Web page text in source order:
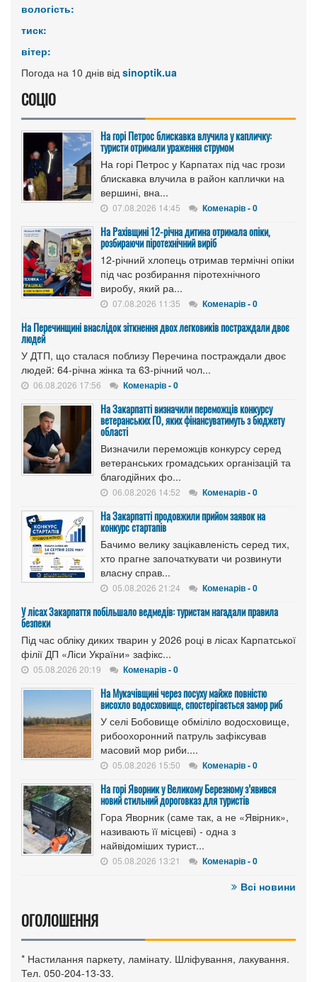
вологість:
тиск:
вітер:
Погода на 10 днів від sinoptik.ua
СОЦІО
На горі Петрос блискавка влучила у капличку:
туристи отримали ураження струмом
На горі Петрос у Карпатах під час грози
блискавка влучила в район каплички на
вершині, вна...
07.08.2026 14:45 Коменарів - 0
На Рахівщині 12-річна дитина отримала опіки,
розбираючи піротехнічний виріб
12-річний хлопець отримав термічні опіки
під час розбирання піротехнічного
виробу, який ра...
07.08.2026 11:35 Коменарів - 0
На Перечинщині внаслідок зіткнення двох легковиків постраждали двоє
людей
У ДТП, що сталася поблизу Перечина постраждали двоє
людей: 64-річна жінка та 63-річний чол...
06.08.2026 17:56 Коменарів - 0
На Закарпатті визначили переможців конкурсу
ветеранських ГО, яких фінансуватимуть з бюджету
області
Визначили переможців конкурсу серед
ветеранських громадських організацій та
благодійних фо...
06.08.2026 14:52 Коменарів - 0
На Закарпатті продовжили прийом заявок на
конкурс стартапів
Бачимо велику зацікавленість серед тих,
хто прагне започаткувати чи розвинути
власну справ...
05.08.2026 21:24 Коменарів - 0
У лісах Закарпаття побільшало ведмедів: туристам нагадали правила
безпеки
Під час обліку диких тварин у 2026 році в лісах Карпатської
філії ДП «Ліси України» зафікс...
05.08.2026 20:19 Коменарів - 0
На Мукачівщині через посуху майже повністю
висохло водосховище, спостерігається замор риб
У селі Бобовище обміліло водосховище,
рибоохоронний патруль зафіксував
масовий мор риби....
05.08.2026 15:50 Коменарів - 0
На горі Яворник у Великому Березному з’явився
новий стильний дороговказ для туристів
Гора Яворник (саме так, а не «Явірник»,
називають її місцеві) - одна з
найвідоміших турист...
05.08.2026 13:21 Коменарів - 0
Всі новини
ОГОЛОШЕННЯ
* Настилання паркету, ламінату. Шліфування, лакування.
Тел. 050-204-13-33.